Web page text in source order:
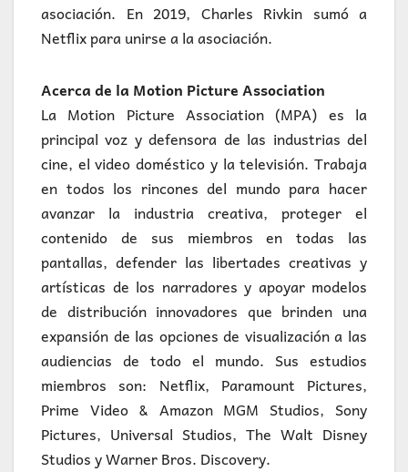
asociación. En 2019, Charles Rivkin sumó a
Netflix para unirse a la asociación.
Acerca de la Motion Picture Association
La Motion Picture Association (MPA) es la
principal voz y defensora de las industrias del
cine, el video doméstico y la televisión. Trabaja
en todos los rincones del mundo para hacer
avanzar la industria creativa, proteger el
contenido de sus miembros en todas las
pantallas, defender las libertades creativas y
artísticas de los narradores y apoyar modelos
de distribución innovadores que brinden una
expansión de las opciones de visualización a las
audiencias de todo el mundo. Sus estudios
miembros son: Netflix, Paramount Pictures,
Prime Video & Amazon MGM Studios, Sony
Pictures, Universal Studios, The Walt Disney
Studios y Warner Bros. Discovery.